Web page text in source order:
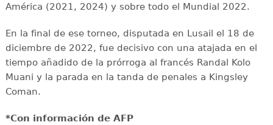
América (2021, 2024) y sobre todo el Mundial 2022.
En la final de ese torneo, disputada en Lusail el 18 de
diciembre de 2022, fue decisivo con una atajada en el
tiempo añadido de la prórroga al francés Randal Kolo
Muani y la parada en la tanda de penales a Kingsley
Coman.
*Con información de AFP